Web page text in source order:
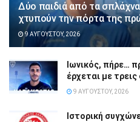
Δύο παιδιά από τα
χτυπούν την πόρτα της
9 ΑΥΓΟΎΣΤΟΥ, 2026
Ιωνικός, πήρε…
έρχεται με
9 ΑΥΓΟΎΣΤΟΥ, 2026
Ιστορική